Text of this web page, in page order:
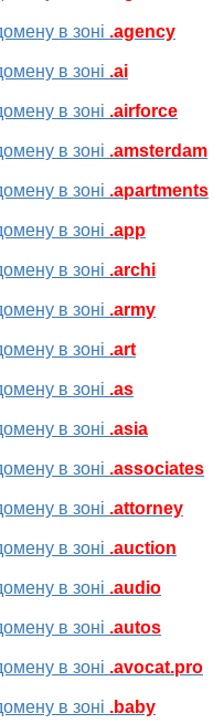
в зоні .agency
в зоні .ai
в зоні .airforce
в зоні .amsterdam
в зоні .apartments
в зоні .app
в зоні .archi
в зоні .army
в зоні .art
в зоні .as
в зоні .asia
в зоні .associates
в зоні .attorney
в зоні .auction
в зоні .audio
в зоні .autos
в зоні .avocat.pro
в зоні .baby